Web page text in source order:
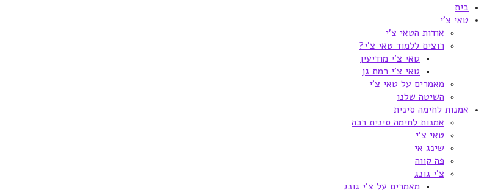
בית
טאי צ'י
אודות הטאי צ'י
רוצים ללמוד טאי צ'י?
טאי צ'י מודיעין
טאי צ'י רמת גן
מאמרים על טאי צ'י
השיטה שלנו
אמנות לחימה סינית
אמנות לחימה סינית רכה
טאי צ'י
שינג אי
פה קווה
צ'י גונג
מאמרים על צ'י גונג